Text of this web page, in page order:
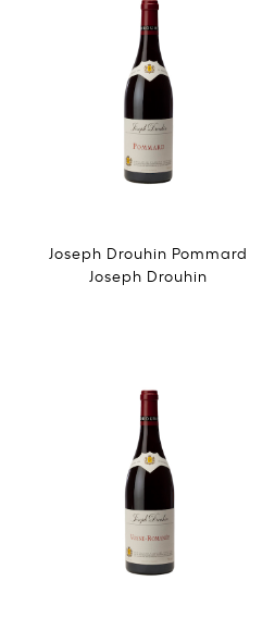
Joseph Drouhin Pommard
Joseph Drouhin